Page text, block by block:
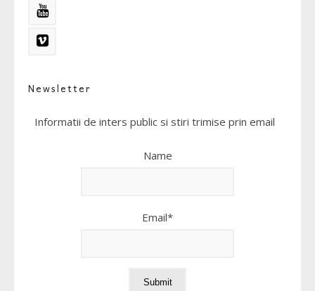
Newsletter
Informatii de inters public si stiri trimise prin email
Name
Email*